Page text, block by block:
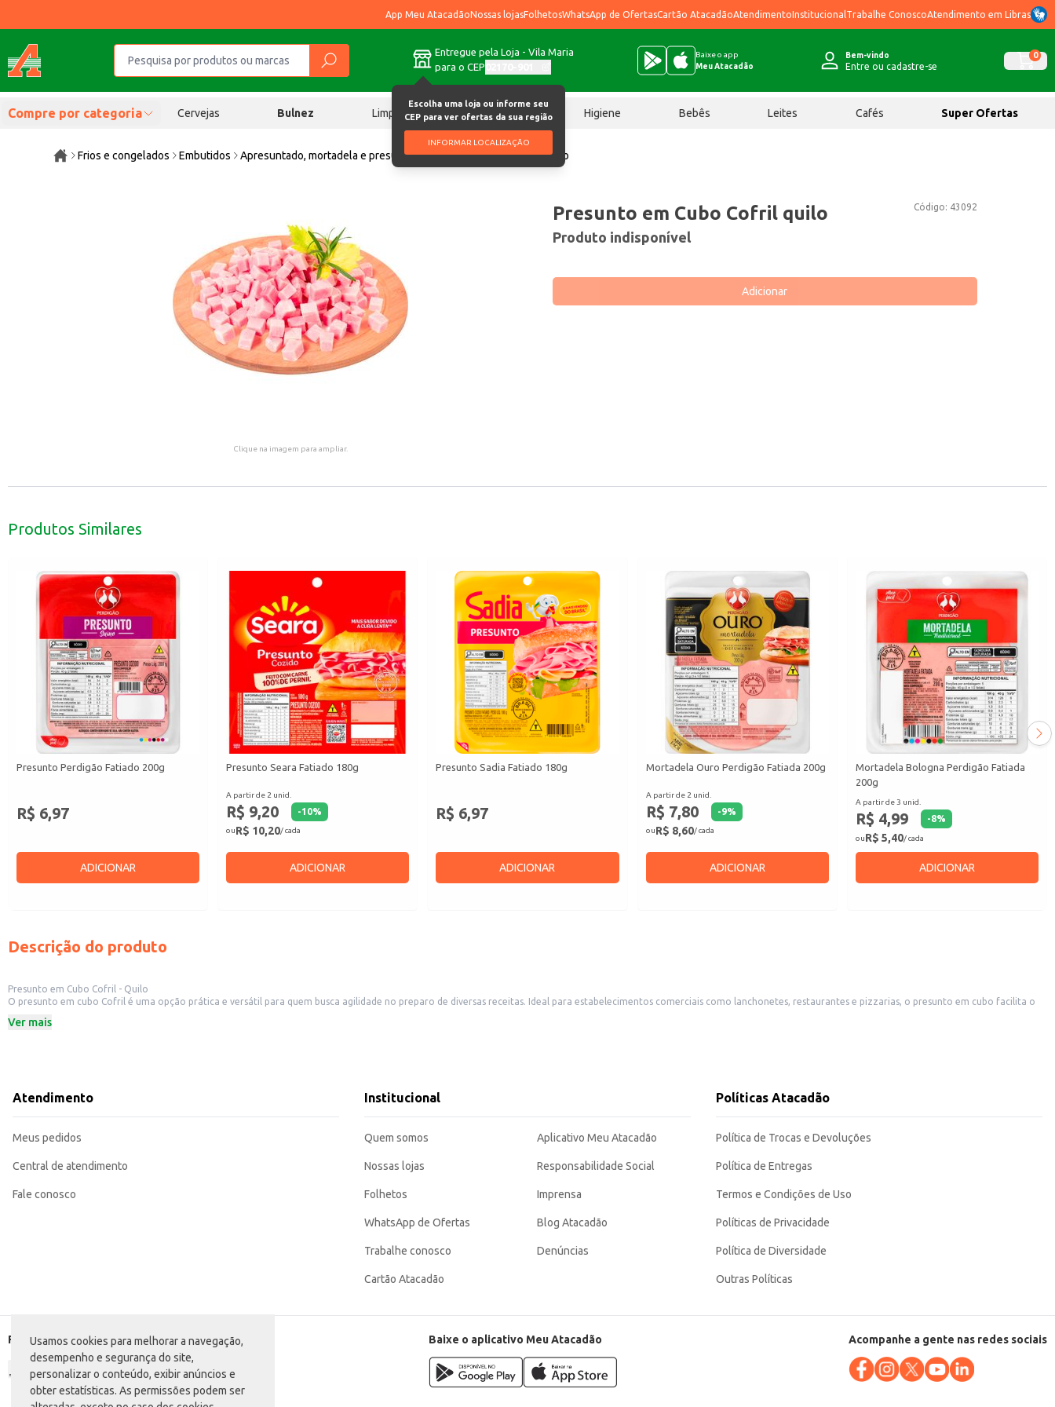
Usamos cookies para melhorar a navegação,
desempenho e segurança do site,
personalizar o conteúdo, exibir anúncios e
obter estatísticas. As permissões podem ser
App Meu AtacadãoNossas lojasFolhetosWhatsApp de OfertasCartão AtacadãoAtendimentoInstitucional Trabalhe ConoscoAtendimento em Libras
Entregue pela Loja - Vila Maria
para o CEP
Escolha uma loja ou informe seu
CEP para ver ofertas da sua região
INFORMAR LOCALIZAÇÃO
Baixe o app
Meu Atacadão
Bem-vindo
Entre ou cadastre-se
0
Compre por categoria Cervejas Bulnez Limpeza Chocolates Higiene Bebês Leites Cafés Super Ofertas
Frios e congelados Embutidos Apresuntado, mortadela e presunto Presunto em Cubo Cofril quilo
Clique na imagem para ampliar.
Código: 43092
Presunto em Cubo Cofril quilo
Produto indisponível
Adicionar
Produtos Similares
Presunto Perdigão Fatiado 200g
R$ 6,97
ADICIONAR
Presunto Seara Fatiado 180g
A partir de 2 unid.
R$ 9,20 -10%
ouR$ 10,20/ cada
ADICIONAR
Presunto Sadia Fatiado 180g
R$ 6,97
ADICIONAR
Mortadela Ouro Perdigão Fatiada 200g
A partir de 2 unid.
R$ 7,80 -9%
ouR$ 8,60/ cada
ADICIONAR
Mortadela Bologna Perdigão Fatiada
200g
A partir de 3 unid.
R$ 4,99 -8%
ouR$ 5,40/ cada
ADICIONAR
Descrição do produto
Presunto em Cubo Cofril - Quilo
O presunto em cubo Cofril é uma opção prática e versátil para quem busca agilidade no preparo de diversas receitas. Ideal para estabelecimentos comerciais como lanchonetes, restaurantes e pizzarias, o presunto em cubo facilita o
Dicas de Uso:
Ver mais
Atendimento
Meus pedidos
Central de atendimento
Fale conosco
Institucional
Quem somos
Nossas lojas
Folhetos
WhatsApp de Ofertas
Trabalhe conosco
Cartão Atacadão
Aplicativo Meu Atacadão
Responsabilidade Social
Imprensa
Blog Atacadão
Denúncias
Políticas Atacadão
Política de Trocas e Devoluções
Política de Entregas
Termos e Condições de Uso
Políticas de Privacidade
Política de Diversidade
Outras Políticas
Formas de pagamento Baixe o aplicativo Meu Atacadão Acompanhe a gente nas redes sociais